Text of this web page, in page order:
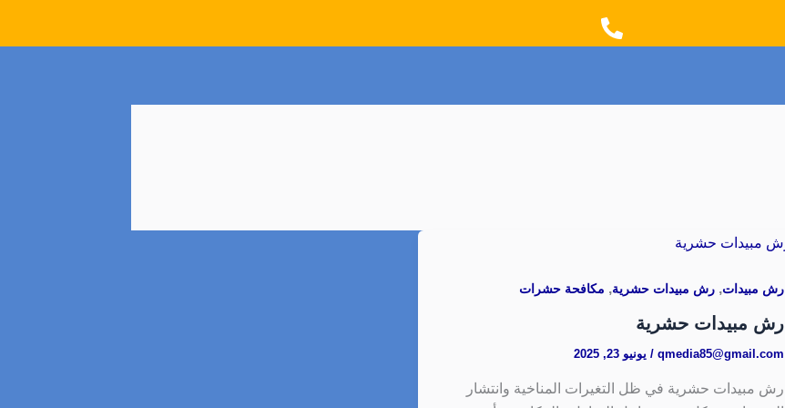
o
r
رش مبيدات, رش مبيدات حشرية, مكافحة حشرات
رش مبيدات حشرية
qmedia85@gmail.com
/ يونيو 23, 2025
رش مبيدات حشرية في ظل التغيرات المناخية وانتشار